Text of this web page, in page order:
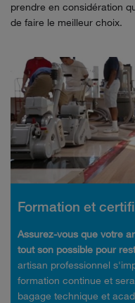
prendre en considération
de faire le meilleur choix.
Formation et
Assurez-vous que votre
tout son possible pour
artisan professionnel
formation continue et
bagage technique et